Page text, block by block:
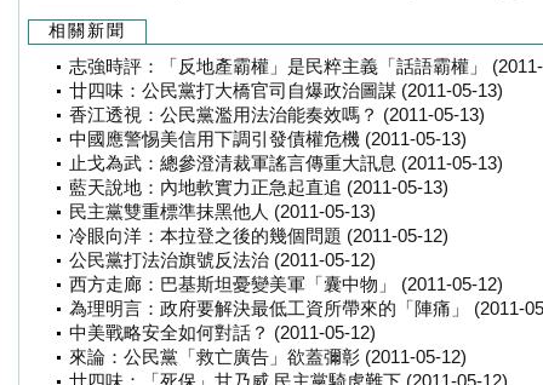
相關新聞
志強時評：「反地產霸權」是民粹主義「話語霸權」
廿四味：公民黨打大橋官司自爆政治圖謀 (2011-05-13)
香江透視：公民黨濫用法治能奏效嗎？ (2011-05-13)
中國應警惕美信用下調引發債權危機 (2011-05-13)
止戈為武：總參澄清裁軍謠言傳重大訊息 (2011-05-13)
藍天說地：內地軟實力正急起直追 (2011-05-13)
民主黨雙重標準抹黑他人 (2011-05-13)
冷眼向洋：本拉登之後的幾個問題 (2011-05-12)
公民黨打法治旗號反法治 (2011-05-12)
西方走廊：巴基斯坦憂變美軍「囊中物」 (2011-05-12)
為理明言：政府要解決最低工資所帶來的「陣痛」 (2011-
中美戰略安全如何對話？ (2011-05-12)
來論：公民黨「救亡廣告」欲蓋彌彰 (2011-05-12)